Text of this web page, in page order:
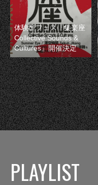
体験型フェス『集楽座
Collective Sounds &
Cultures』開催決定
PLAYLIST